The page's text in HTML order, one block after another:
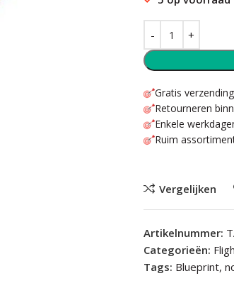
Gratis
Retourneren
Enkele
Ruim
Vergelijken
Artikelnummer:
Categorieën:
Tags: Blueprint,